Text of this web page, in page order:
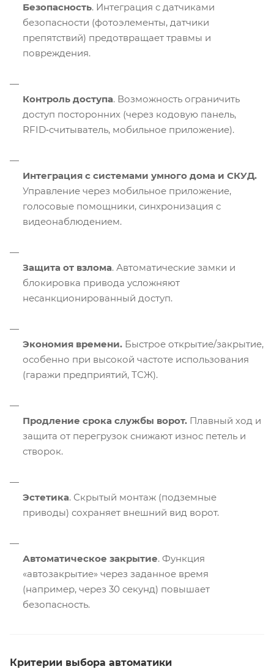
Безопасность. Интеграция с датчиками
безопасности (фотоэлементы, датчики
препятствий) предотвращает травмы и
повреждения.
Контроль доступа. Возможность ограничить
доступ посторонних (через кодовую панель,
RFID‑считыватель, мобильное приложение).
Интеграция с системами умного дома и СКУД.
Управление через мобильное приложение,
голосовые помощники, синхронизация с
видеонаблюдением.
Защита от взлома. Автоматические замки и
блокировка привода усложняют
несанкционированный доступ.
Экономия времени. Быстрое открытие/закрытие,
особенно при высокой частоте использования
(гаражи предприятий, ТСЖ).
Продление срока службы ворот. Плавный ход и
защита от перегрузок снижают износ петель и
створок.
Эстетика. Скрытый монтаж (подземные
приводы) сохраняет внешний вид ворот.
Автоматическое закрытие. Функция
«автозакрытие» через заданное время
(например, через 30 секунд) повышает
безопасность.
Критерии выбора автоматики